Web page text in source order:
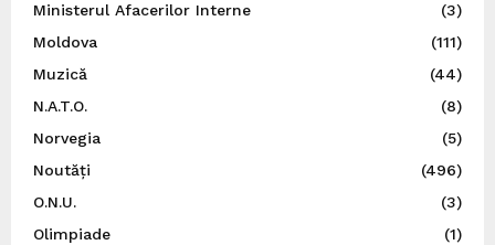
Ministerul Afacerilor Interne
(3)
Moldova
(111)
Muzică
(44)
N.A.T.O.
(8)
Norvegia
(5)
Noutăți
(496)
O.N.U.
(3)
Olimpiade
(1)